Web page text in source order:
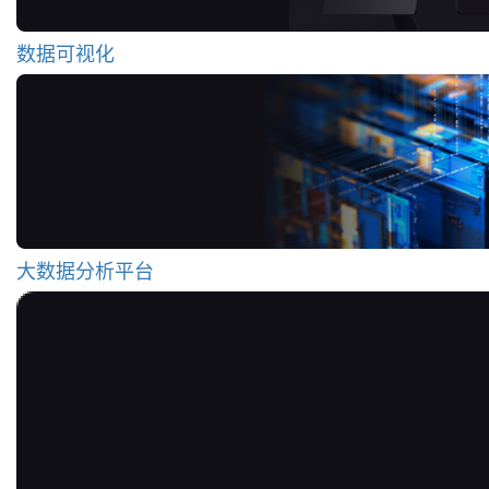
数据可视化
大数据分析平台